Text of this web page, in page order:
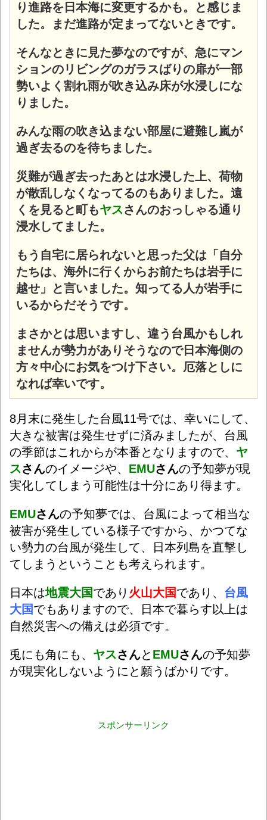
り進路を日本海に変更するかも。と感じま
した。まだ進路が定まってないときです。
そんなときに見た夢なのですが、急にマン
ションのリビングのガラスばりの扉が一部
勢いよく割れ雨が吹き込み床が水浸しにな
りました。
みんな雨の吹き込まない部屋に避難し嵐が
過ぎ去るのを待ちました。
災難が過ぎ去ったあとは水浸した上、荷物
が散乱しなくなってるのもありました。 遠
くを見ると町もヤスさんのおっしゃる通り
浸水してました。
もう自宅に居られないと思った父は「自分
たちは、海外に行くからお前たちは岩手に
越せ」と言いました。 知ってる人が岩手に
いるからだそうです。
まさかとは思いますし、違う台風かもしれ
ませんが勢力がありそうなので日本海側の
方々中心にお気をつけ下さい。厄落としに
なれば幸いです。
8月末に発生した台風11号では、幸いにして、
大きな被害は発生せずに済みましたが、台風
の季節はこれからが本番となりますので、 ヤ
スさんのイメージや、 EMUさんの予知夢が現
実化してしまう可能性は十分にあり得ます。
EMUさんの予知夢では、台風によって相当な
被害が発生している様子ですから、かつてな
い勢力の台風が発生して、日本列島を直撃し
てしまうということも考えられます。
日本は地震大国であり 火山大国であり、 台風
大国でもありますので、日本で暮らす以上は
自然災害への備えは必須です。
兎にも角にも、 ヤスさんと EMUさんの予知夢
が現実化しないようにと願うばかりです。
スポンサーリンク